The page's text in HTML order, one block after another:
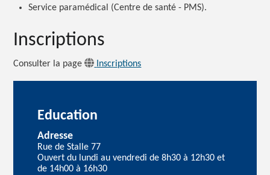
Service paramédical (Centre de santé - PMS).
Inscriptions
Consulter la page Inscriptions
Education
Adresse
Rue de Stalle 77
Ouvert du lundi au vendredi de 8h30 à 12h30 et
de 14h00 à 16h30